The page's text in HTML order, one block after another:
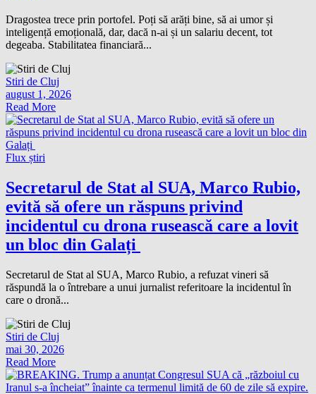
Dragostea trece prin portofel. Poți să arăți bine, să ai umor și
inteligență emoțională, dar, dacă n-ai și un salariu decent, tot
degeaba. Stabilitatea financiară...
Stiri de Cluj
august 1, 2026
Read More
Flux știri
Secretarul de Stat al SUA, Marco Rubio,
evită să ofere un răspuns privind
incidentul cu drona rusească care a lovit
un bloc din Galați
Secretarul de Stat al SUA, Marco Rubio, a refuzat vineri să
răspundă la o întrebare a unui jurnalist referitoare la incidentul în
care o dronă...
Stiri de Cluj
mai 30, 2026
Read More